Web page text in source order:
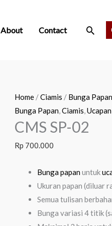
About Contact
Home /Ciamis / Bunga Papan
Bunga Papan,Ciamis,
CMS SP-02
Rp 700.000
Bunga papanuntuk
Ukuran papan (diluar
Semua tulisan
Bunga variasi 4 titik